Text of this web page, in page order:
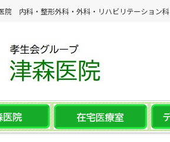
内科・整形外科・外科・リハビリテーション科